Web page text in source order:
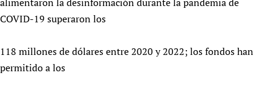
Newborn Care
COVID-19 superaron los
118 millones de dólares entre 2020 y 2022; los fondos han
permitido a los